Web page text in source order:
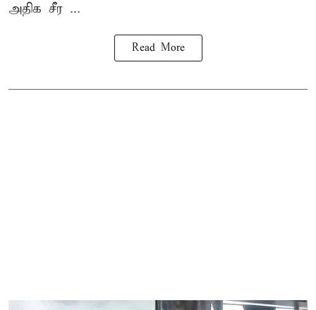
அதிக சீர ...
Read More